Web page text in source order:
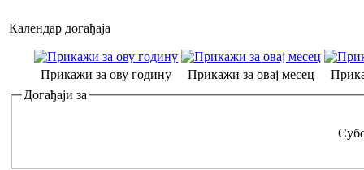
Календар догађаја
Прикажи за ову годину Прикажи за овај месец
Догађаји за